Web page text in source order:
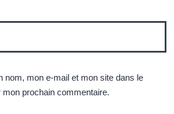
nom, mon e-mail et mon site dans le
mon prochain commentaire.